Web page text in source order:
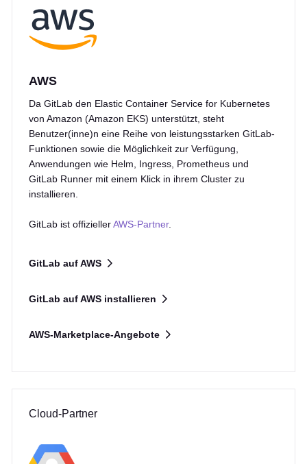
AWS
Da GitLab den Elastic Container Service for Kubernetes
von Amazon (Amazon EKS) unterstützt, steht
Benutzer(inne)n eine Reihe von leistungsstarken GitLab-
Funktionen sowie die Möglichkeit zur Verfügung,
Anwendungen wie Helm, Ingress, Prometheus und
GitLab Runner mit einem Klick in ihrem Cluster zu
installieren.
GitLab ist offiziellerAWS-Partner.
AWS-Marketplace-Angebote
GitLab auf AWS installieren
GitLab auf AWS
Cloud-Partner